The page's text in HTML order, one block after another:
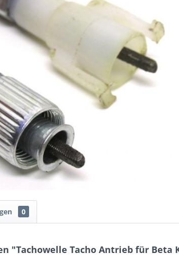
0
"Tachowelle Tacho Antrieb für Beta